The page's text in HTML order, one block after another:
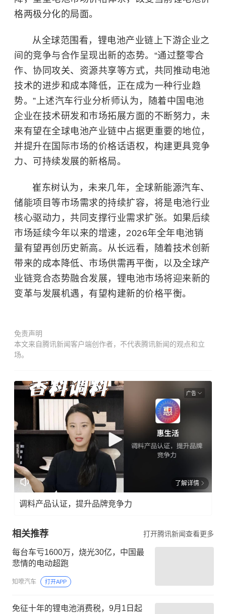
格两极分化的局面。
从全球范围看，锂电池产业链上下游企业之
间的竞争与合作呈现出新的态势。“通过整零合
作、协同攻关、资源共享等方式，共同推动电池
技术的进步和成本降低，正在成为一种行业趋
势。”上述汽车行业分析师认为，随着中国电池
企业在技术研发和市场拓展方面的不断努力，未
来有望在全球电池产业链中占据更重要的地位，
并提升在国际市场的价格话语权，构建更具竞争
力、可持续发展的新格局。
崔东树认为，未来几年，全球新能源汽车、
储能项目等市场需求的持续扩容，将是电池行业
核心驱动力，共同支撑行业需求扩张。如果后续
市场延续今年以来的增速，2026年全年电池销
量有望再创历史新高。从长远看，随着技术创新
带来的成本降低、市场供需再平衡，以及全球产
业链竞合态势融合发展，锂电池市场将迎来新的
变革与发展机遇，有望构建新的价格平衡。
免责声明
本文来自腾讯新闻客户端创作者，不代表腾讯新闻的观点和立
场。
广告
了解详情
调料产品认证，提升品牌竞争力
相关推荐 打开腾讯新闻查看更多
每台车亏1600万，烧光30亿，中国最
悲情的电动超跑
知嘹汽车 打开APP
免征十年的锂电池消费税，9月1日起